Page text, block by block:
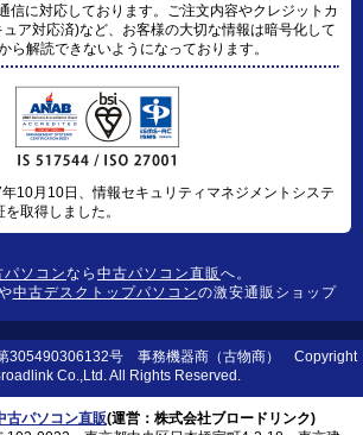
信に対応しております。ご注文内容やクレジットカ
ア対応済)など、お客様の大切な情報は暗号化して
ら解読できないようになっております。
10月10日、情報セキュリティマネジメントシステ
取得しました。
ソコンなら 中古パソコン直販へ。
中古デスクトップパソコンの激安通販ショップ
305490306132号 事務機器商（古物商） Copyright
Co.,Ltd. All Rights Reserved.
古パソコン直販(運営：株式会社ブロードリンク)